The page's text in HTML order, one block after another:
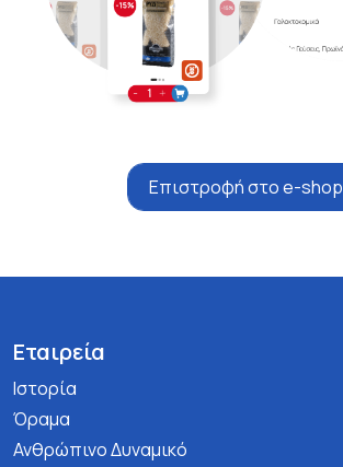
Επιστροφή στο e-shop
Εταιρεία
Ιστορία
Όραμα
Ανθρώπινο Δυναμικό